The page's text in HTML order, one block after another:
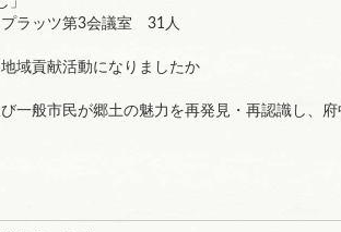
ッツ第3会議室 31人
域貢献活動になりましたか
一般市民が郷土の魅力を再発見・再認識し、